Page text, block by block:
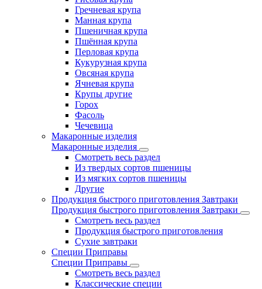
Гречневая крупа
Манная крупа
Пшеничная крупа
Пшённая крупа
Перловая крупа
Кукурузная крупа
Овсяная крупа
Ячневая крупа
Крупы другие
Горох
Фасоль
Чечевица
Макаронные изделия
Макаронные изделия
Смотреть весь раздел
Из твердых сортов пшеницы
Из мягких сортов пшеницы
Другие
Продукция быстрого приготовления Завтраки
Продукция быстрого приготовления Завтраки
Смотреть весь раздел
Продукция быстрого приготовления
Сухие завтраки
Специи Приправы
Специи Приправы
Смотреть весь раздел
Классические специи